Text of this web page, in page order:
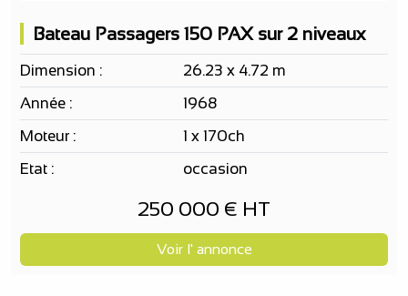
Bateau Passagers 150 PAX sur 2 niveaux
Dimension :
26.23 x 4.72 m
Année :
1968
Moteur :
1 x 170ch
Etat :
occasion
250 000 € HT
Voir l' annonce